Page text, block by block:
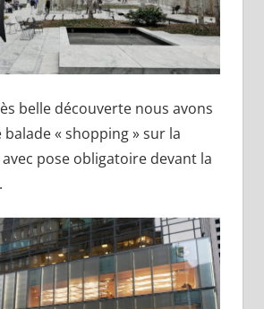
belle découverte nous avons
« shopping » sur la
pose obligatoire devant la